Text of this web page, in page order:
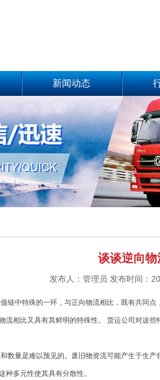
新闻动态
谈谈逆向物
发布人：管理员 发布时间：
链中特殊的一环，与正向物流相比，既有共同
流相比又具有其鲜明的特殊性。 货运公司对这些
量是难以预见的。废旧物资流可能产生于生
种多元性使其具有分散性。